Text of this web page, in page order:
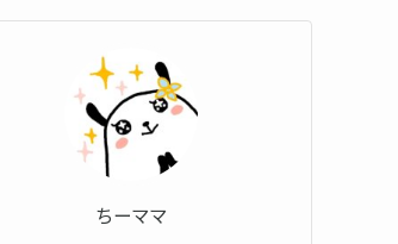
ちーママ